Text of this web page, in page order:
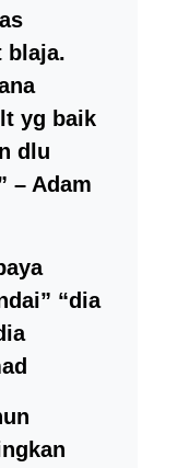
blaja.
yg baik
dlu
– Adam
“dia